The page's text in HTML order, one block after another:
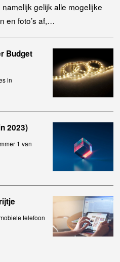
gelijk alle mogelijke
en foto’s af,…
Budget
in
2023)
1 van
telefoon